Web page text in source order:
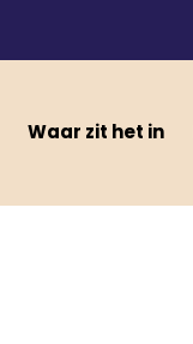
Waar zit het in